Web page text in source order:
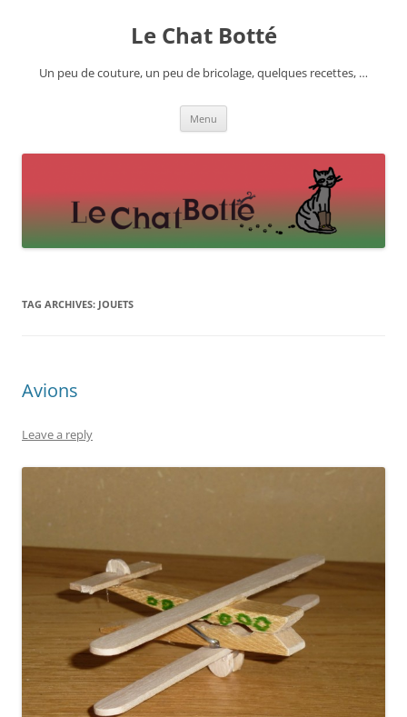
Le Chat Botté
Un peu de couture, un peu de bricolage, quelques recettes, …
Menu
TAG ARCHIVES: JOUETS
Avions
Leave a reply